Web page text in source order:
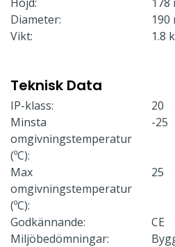
Diameter:
190
Vikt:
1.8
Teknisk Data
IP-klass:
20
Minsta
omgivningstemperatur
(ºC):
-25
Max
omgivningstemperatur
(ºC):
25
Godkännande:
CE
Miljöbedömningar: